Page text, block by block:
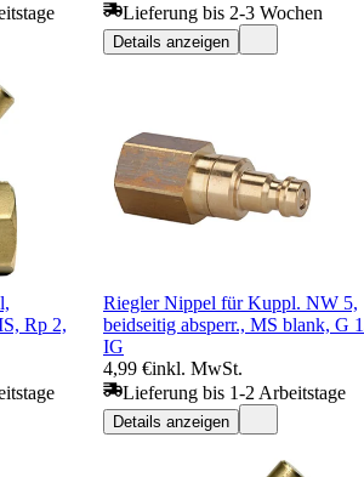
Lieferung bis 2-3 Wochen
Details anzeigen
Rp 2,
Riegler Nippel für Kuppl. NW 5,
beidseitig absperr., MS blank, G
IG
4,99 €inkl. MwSt.
Lieferung bis 1-2 Arbeitstage
Details anzeigen